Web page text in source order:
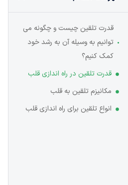
قدرت تلقین چیست و چگونه می
توانیم به وسیله آن به رشد خود
کمک کنیم؟
قدرت تلقین در راه اندازی قلب
مکانیزم تلقین به قلب
انواع تلقین برای راه اندازی قلب